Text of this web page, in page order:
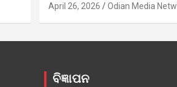
April 26, 2026 Odian Media
ବିଜ୍ଞାପନ